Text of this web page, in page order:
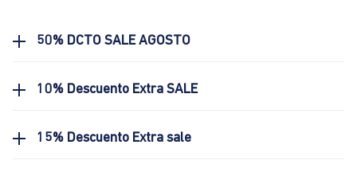
50% DCTO SALE AGOSTO
10% Descuento Extra SALE
15% Descuento Extra sale